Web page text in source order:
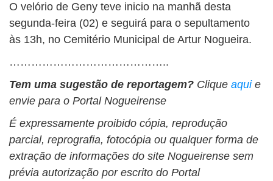
O velório de Geny teve inicio na manhã desta
segunda-feira (02) e seguirá para o sepultamento
às 13h, no Cemitério Municipal de Artur Nogueira.
……………………………………..
Tem uma sugestão de reportagem? Clique aqui e
envie para o Portal Nogueirense
É expressamente proibido cópia, reprodução
parcial, reprografia, fotocópia ou qualquer forma de
extração de informações do site Nogueirense sem
prévia autorização por escrito do Portal